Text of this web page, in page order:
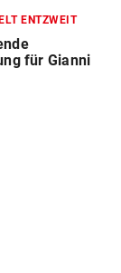
ENTZWEIT
für Gianni